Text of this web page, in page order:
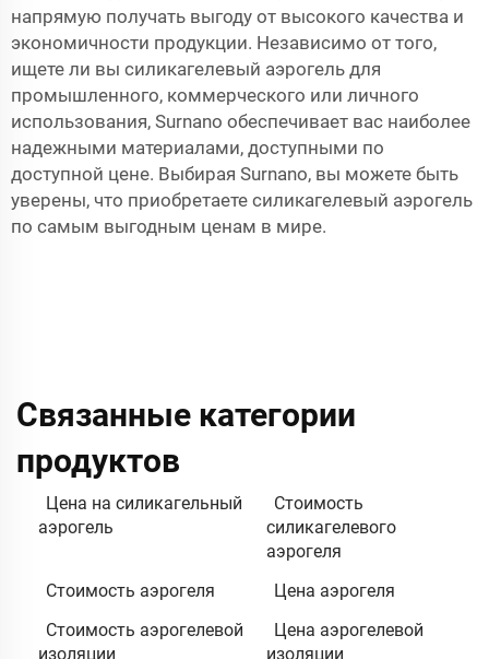
напрямую получать выгоду от высокого качества и
экономичности продукции. Независимо от того,
ищете ли вы силикагелевый аэрогель для
промышленного, коммерческого или личного
использования, Surnano обеспечивает вас наиболее
надежными материалами, доступными по
доступной цене. Выбирая Surnano, вы можете быть
уверены, что приобретаете силикагелевый аэрогель
по самым выгодным ценам в мире.
Связанные категории
продуктов
Цена на силикагельный
аэрогель
Стоимость
силикагелевого
аэрогеля
Стоимость аэрогеля
Цена аэрогеля
Стоимость аэрогелевой
изоляции
Цена аэрогелевой
изоляции